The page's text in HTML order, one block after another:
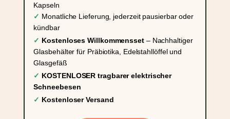
Kapseln
✓ Monatliche Lieferung, jederzeit pausierbar oder
kündbar
✓ Kostenloses Willkommensset– Nachhaltiger
Glasbehälter für Präbiotika, Edelstahllöffel und
Glasgefäß
✓ KOSTENLOSER tragbarer elektrischer
Schneebesen
✓ Kostenloser Versand